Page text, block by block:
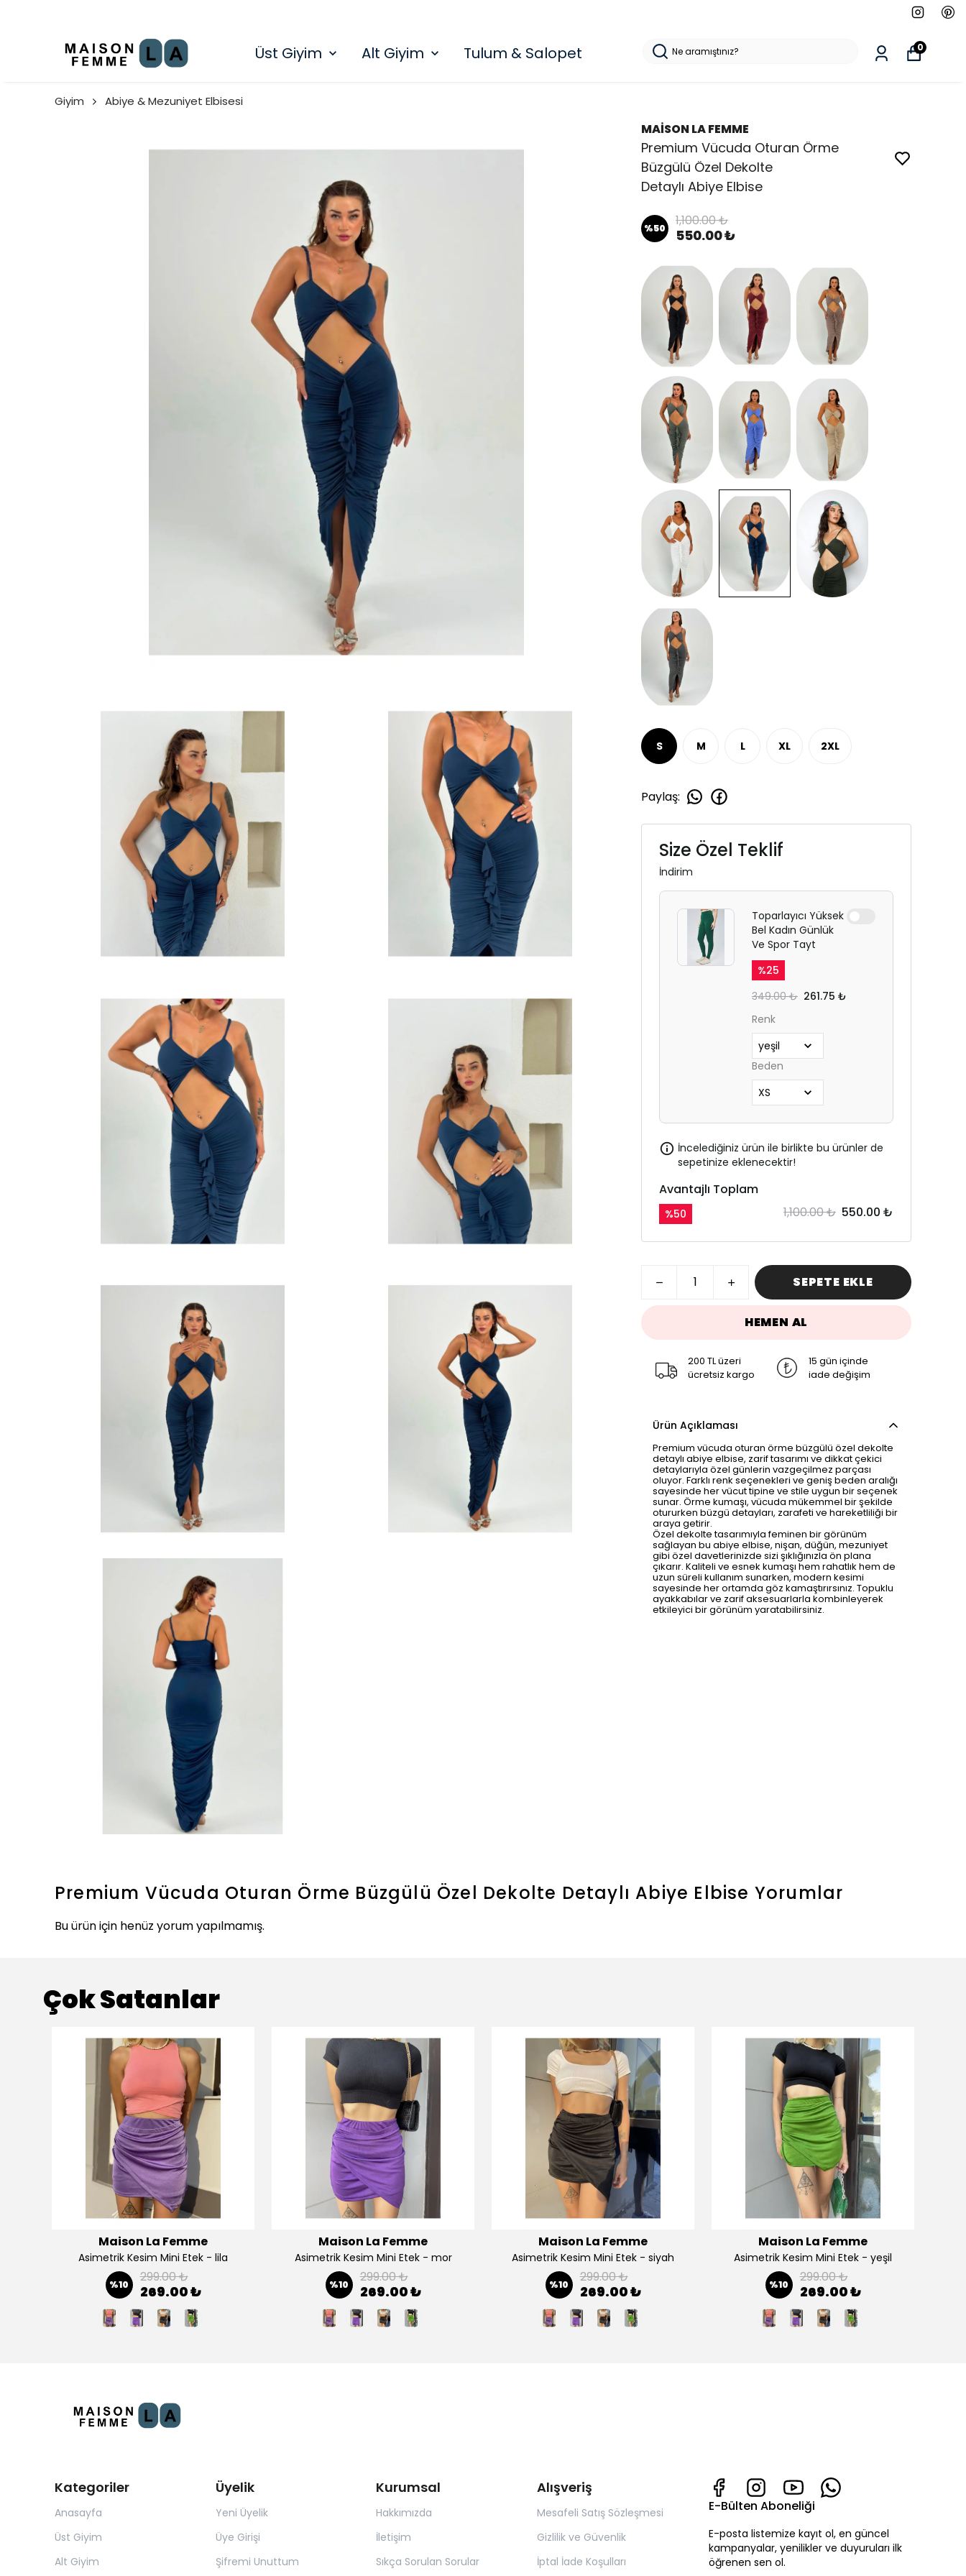
Üst Giyim Alt Giyim Tulum & Salopet 0
Giyim Abiye & Mezuniyet Elbisesi
MAİSON LA FEMME
Premium Vücuda Oturan Örme
Büzgülü Özel Dekolte
Detaylı Abiye Elbise
%50 1,100.00 ₺
550.00 ₺
S M L XL 2XL
Paylaş:
Size Özel Teklif
İndirim
Toparlayıcı Yüksek
Bel Kadın Günlük
Ve Spor Tayt
%25
349.00 ₺ 261.75 ₺
Renk
Beden
İncelediğiniz ürün ile birlikte bu ürünler de
sepetinize eklenecektir!
Avantajlı Toplam
%50 1,100.00 ₺ 550.00 ₺
SEPETE EKLE
HEMEN AL
200 TL üzeri
ücretsiz kargo
15 gün içinde
iade değişim
Ürün Açıklaması
Premium vücuda oturan örme büzgülü özel dekolte
detaylı abiye elbise, zarif tasarımı ve dikkat çekici
detaylarıyla özel günlerin vazgeçilmez parçası
oluyor. Farklı renk seçenekleri ve geniş beden aralığı
sayesinde her vücut tipine ve stile uygun bir seçenek
sunar. Örme kumaşı, vücuda mükemmel bir şekilde
otururken büzgü detayları, zarafeti ve hareketliliği bir
araya getirir.
Özel dekolte tasarımıyla feminen bir görünüm
sağlayan bu abiye elbise, nişan, düğün, mezuniyet
gibi özel davetlerinizde sizi şıklığınızla ön plana
çıkarır. Kaliteli ve esnek kumaşı hem rahatlık hem de
uzun süreli kullanım sunarken, modern kesimi
sayesinde her ortamda göz kamaştırırsınız. Topuklu
ayakkabılar ve zarif aksesuarlarla kombinleyerek
etkileyici bir görünüm yaratabilirsiniz.
Premium Vücuda Oturan Örme Büzgülü Özel Dekolte Detaylı Abiye Elbise Yorumlar
Bu ürün için henüz yorum yapılmamış.
Çok Satanlar
Maison La Femme
Asimetrik Kesim Mini Etek - lila
%10 299.00 ₺
269.00 ₺
Maison La Femme
Asimetrik Kesim Mini Etek - mor
%10 299.00 ₺
269.00 ₺
Maison La Femme
Asimetrik Kesim Mini Etek - siyah
%10 299.00 ₺
269.00 ₺
Maison La Femme
Asimetrik Kesim Mini Etek - yeşil
%10 299.00 ₺
269.00 ₺
Kategoriler
Anasayfa
Üst Giyim
Alt Giyim
Üyelik
Yeni Üyelik
Üye Girişi
Şifremi Unuttum
Kurumsal
Hakkımızda
İletişim
Sıkça Sorulan Sorular
Alışveriş
Mesafeli Satış Sözleşmesi
Gizlilik ve Güvenlik
İptal İade Koşulları
E-Bülten Aboneliği
E-posta listemize kayıt ol, en güncel
kampanyalar, yenilikler ve duyuruları ilk
öğrenen sen ol.